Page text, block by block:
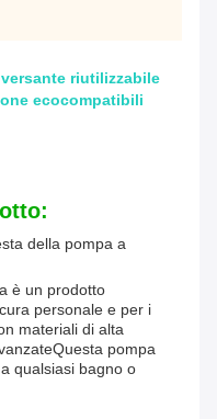
riutilizzabile
ecocompatibili
della pompa a
è un prodotto
personale e per i
materiali di alta
pompa
qualsiasi bagno o